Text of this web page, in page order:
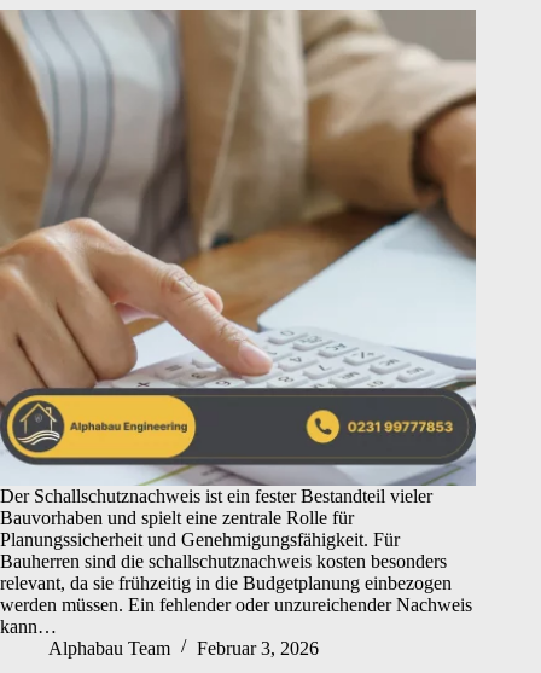
Der Schallschutznachweis ist ein fester Bestandteil vieler
Bauvorhaben und spielt eine zentrale Rolle für
Planungssicherheit und Genehmigungsfähigkeit. Für
Bauherren sind die schallschutznachweis kosten besonders
relevant, da sie frühzeitig in die Budgetplanung einbezogen
werden müssen. Ein fehlender oder unzureichender Nachweis
kann…
Alphabau Team
Februar 3, 2026